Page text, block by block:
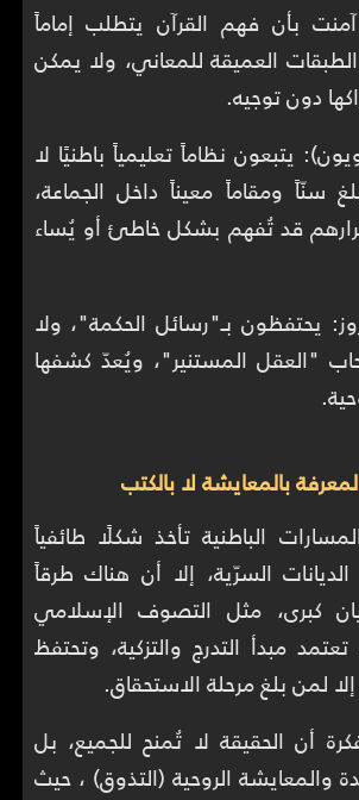
بأن فهم القرآن يتطلب إماماً
العميقة للمعاني، ولا يمكن
دون توجيه.
يتبعون نظاماً تعليمياً باطنيًا لا
سنّاً ومقاماً معيناً داخل الجماعة،
قد تُفهم بشكل خاطئ أو يُساء
يحتفظون بـ"رسائل الحكمة"، ولا
"العقل المستنير"، ويُعدّ كشفها
بالمعايشة لا بالكتب
الباطنية تأخذ شكلًا طائفياً
السرّية، إلا أن هناك طرقاً
كبرى، مثل التصوف الإسلامي
تعتمد مبدأ التدرج والتزكية، وتحتفظ
لمن بلغ مرحلة الاستحقاق.
أن الحقيقة لا تُمنح للجميع، بل
والمعايشة الروحية (التذوق) ، حيث